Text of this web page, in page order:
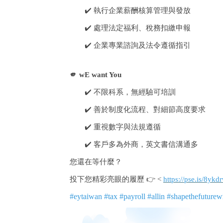
✔️ 執行企業薪酬核算管理與發放
✔️ 處理法定福利、稅務扣繳申報
✔️ 企業專業諮詢及法令遵循指引
🫵 wE want You
✔️ 不限科系，無經驗可培訓
✔️ 善於制度化流程、對細節高度要求
✔️ 重視數字與法規遵循
✔️ 客戶多為外商，英文書信溝通多
您還在等什麼？
投下您精彩亮眼的履歷 👉 < https://pse.is/
#eytaiwan #tax #payroll #allin